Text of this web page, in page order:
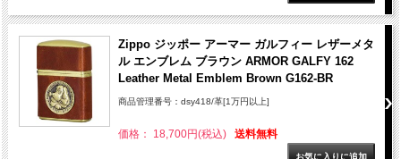
Zippo ジッポー アーマー ガルフィー レザーメタ
ル エンブレム ブラウン ARMOR GALFY 162
Leather Metal Emblem Brown G162-BR
商品管理番号：dsy418/革[1万円以上]
価格： 18,700円(税込) 送料無料